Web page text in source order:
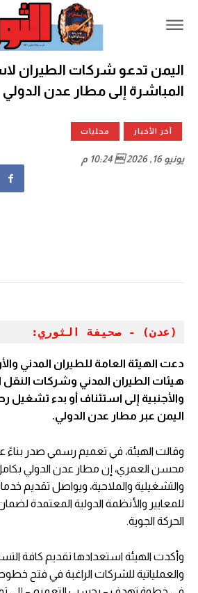
اليمن تدعو شركات الطيران
المباشرة إلى مطار عدن الدولي
آخر الأخبار محليات
يونيو 16, 2026  10:24 م
(عدن) - صحيفة الثوري:
دعت الهيئة العامة للطيران المدني
هيئات الطيران المدني وشركات النقل
والأجنبية إلى استئناف أو بدء تشغيل
اليمن عبر مطار عدن الدولي.
وقالت الهيئة، في تعميم رسمي صدر بناءً
محسن العمري، إن مطار عدن الدولي بكامل
والتشغيلية والملاحية، ويواصل تقديم
للمعايير والأنظمة الدولية المعتمدة
الحركة الجوية.
وأكدت الهيئة استعدادها تقديم كافة
والعملياتية للشركات الراغبة في فتح